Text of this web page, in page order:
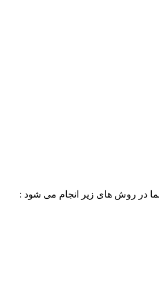
در روش های زیر انجام می شود :